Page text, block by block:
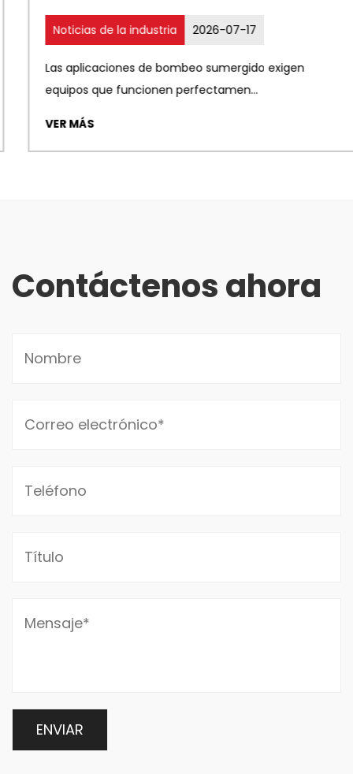
Noticias de la industria 2026-07-17
Las aplicaciones de bombeo sumergido exigen
equipos que funcionen perfectamen...
VER MÁS
Contáctenos ahora